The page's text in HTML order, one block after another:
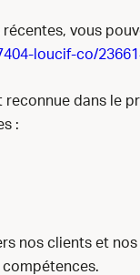
vous
loucif-co/
reconnue dans le
:
nos clients et